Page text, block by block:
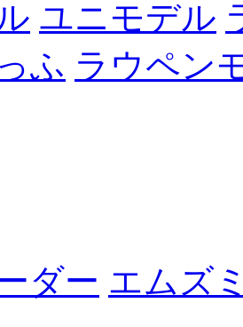
ユニモデル
ふ ラウペン
ダー エムズ